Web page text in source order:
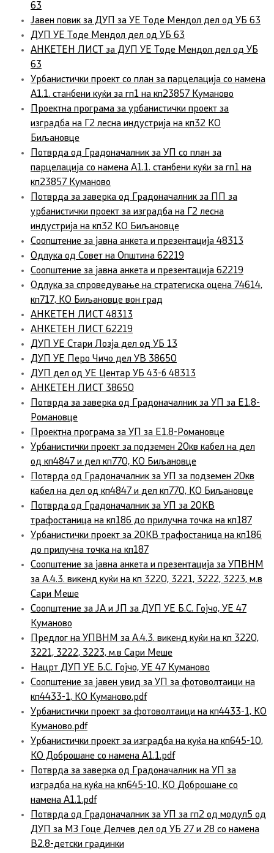
63
Јавен повик за ДУП за УЕ Тоде Мендол дел од УБ 63
ДУП УЕ Тоде Мендол дел од УБ 63
АНКЕТЕН ЛИСТ за ДУП УЕ Тоде Мендол дел од УБ
63
Урбанистички проект со план за парцелација со намена
А1.1. станбени куќи за гп1 на кп23857 Куманово
Проектна програма за урбанистички проект за
изградба на Г2 лесна индустрија на кп32 КО
Биљановце
Потврда од Градоначалник за УП со план за
парцелација со намена А1.1. станбени куќи за гп1 на
кп23857 Куманово
Потврда за заверка од Градоначалник за ПП за
урбанистички проект за изградба на Г2 лесна
индустрија на кп32 КО Биљановце
Соопштение за јавна анкета и презентација 48313
Одлука од Совет на Општина 62219
Соопштение за јавна анкета и презентација 62219
Одлука за спроведување на стратегиска оцена 74614,
кп717, КО Биљановце вон град
АНКЕТЕН ЛИСТ 48313
АНКЕТЕН ЛИСТ 62219
ДУП УЕ Стари Лозја дел од УБ 13
ДУП УЕ Перо Чичо дел УВ 38650
ДУП дел од УЕ Центар УБ 43-б 48313
АНКЕТЕН ЛИСТ 38650
Потврда за заверка од Градоначалник за УП за Е1.8-
Романовце
Проектна програма за УП за Е1.8-Романовце
Урбанистички проект за подземен 20кв кабел на дел
од кп4847 и дел кп770, КО Биљановце
Потврда од Градоначалник за УП за подземен 20кв
кабел на дел од кп4847 и дел кп770, КО Биљановце
Потврда од Градоначалник за УП за 20КВ
трафостаница на кп186 до прилучна точка на кп187
Урбанистички проект за 20КВ трафостаница на кп186
до прилучна точка на кп187
Соопштение за јавна анкета и презентација за УПВНМ
за А.4.3. викенд куќи на кп 3220, 3221, 3222, 3223, м.в
Сари Меше
Соопштение за ЈА и ЈП за ДУП УЕ Б.С. Гојчо, УЕ 47
Куманово
Предлог на УПВНМ за А.4.3. викенд куќи на кп 3220,
3221, 3222, 3223, м.в Сари Меше
Нацрт ДУП УЕ Б.С. Гојчо, УЕ 47 Куманово
Соопштение за јавен увид за УП за фотоволтаици на
кп4433-1, КО Куманово.pdf
Урбанистички проект за фотоволтаици на кп4433-1, КО
Куманово.pdf
Урбанистички проект за изградба на куќа на кп645-10,
КО Доброшане со намена А1.1.pdf
Потврда за заверка од Градоначалник на УП за
изградба на куќа на кп645-10, КО Доброшане со
намена А1.1.pdf
Потврда од Градоначалник за УП за гп2 од модул5 од
ДУП за МЗ Гоце Делчев дел од УБ 27 и 28 со намена
В2.8-детски градинки